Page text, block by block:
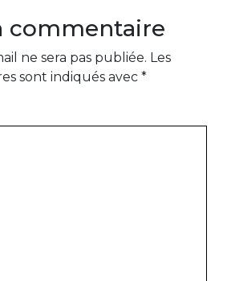
commentaire
ne sera pas publiée. Les
sont indiqués avec *